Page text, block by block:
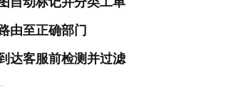
由至正确部门
达客服前检测并过滤